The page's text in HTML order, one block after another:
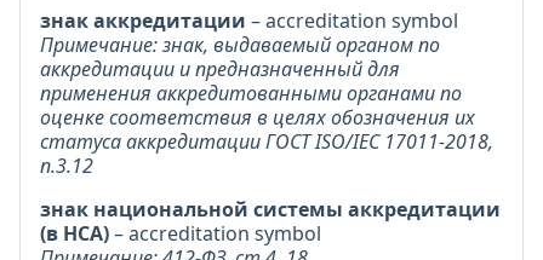
знак аккредитации – accreditation symbol
Примечание: знак, выдаваемый органом по
аккредитации и предназначенный для
применения аккредитованными органами по
оценке соответствия в целях обозначения их
статуса аккредитации ГОСТ ISO/IEC 17011-2018,
п.3.12
знак национальной системы аккредитации
(в НСА)– accreditation symbol